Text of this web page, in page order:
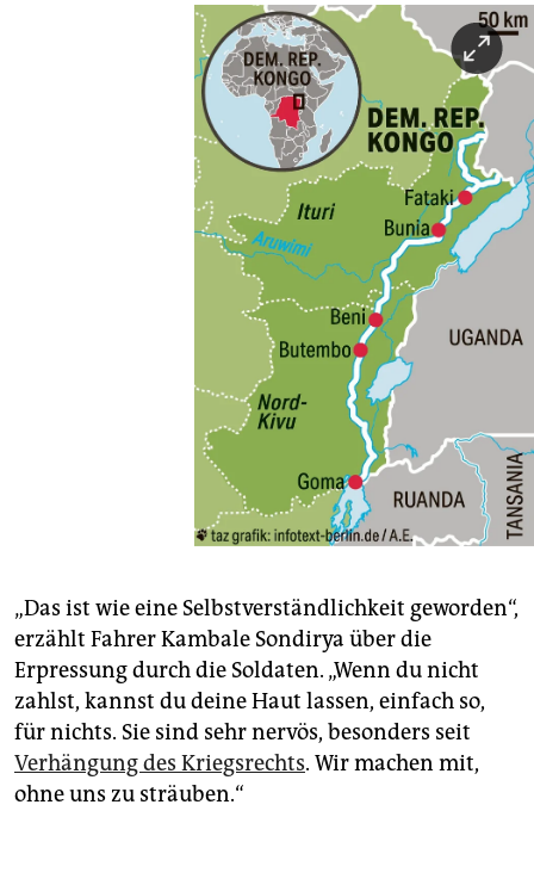
„Das ist wie eine Selbstverständlichkeit geworden“,
erzählt Fahrer Kambale Sondirya über die
Erpressung durch die Soldaten. „Wenn du nicht
zahlst, kannst du deine Haut lassen, einfach so,
für nichts. Sie sind sehr nervös, besonders seit
Verhängung des Kriegsrechts. Wir machen mit,
ohne uns zu sträuben.“